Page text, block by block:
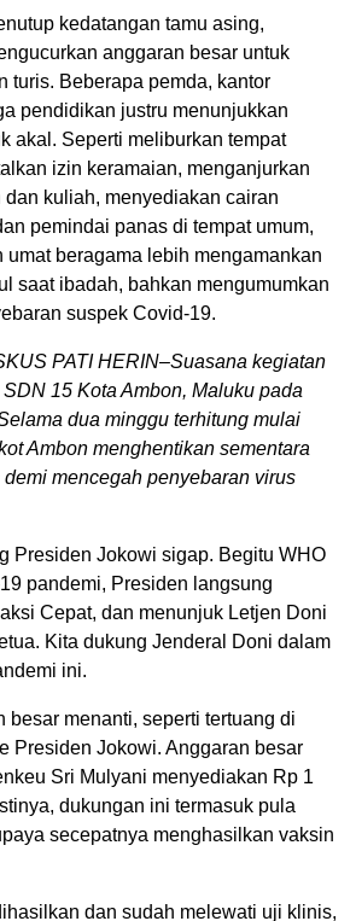
kedatangan tamu asing,
anggaran besar untuk
turis. Beberapa pemda, kantor
pendidikan justru menunjukkan
akal. Seperti meliburkan tempat
izin keramaian, menganjurkan
kuliah, menyediakan cairan
pemindai panas di tempat umum,
umat beragama lebih mengamankan
saat ibadah, bahkan mengumumkan
suspek Covid-19.
PATI HERIN–Suasana kegiatan
15 Kota Ambon, Maluku pada
dua minggu terhitung mulai
Ambon menghentikan sementara
mencegah penyebaran virus
Presiden Jokowi sigap. Begitu WHO
pandemi, Presiden langsung
Cepat, dan menunjuk Letjen Doni
Kita dukung Jenderal Doni dalam
ini.
besar menanti, seperti tertuang di
Presiden Jokowi. Anggaran besar
Sri Mulyani menyediakan Rp 1
dukungan ini termasuk pula
secepatnya menghasilkan vaksin
dan sudah melewati uji klinis,